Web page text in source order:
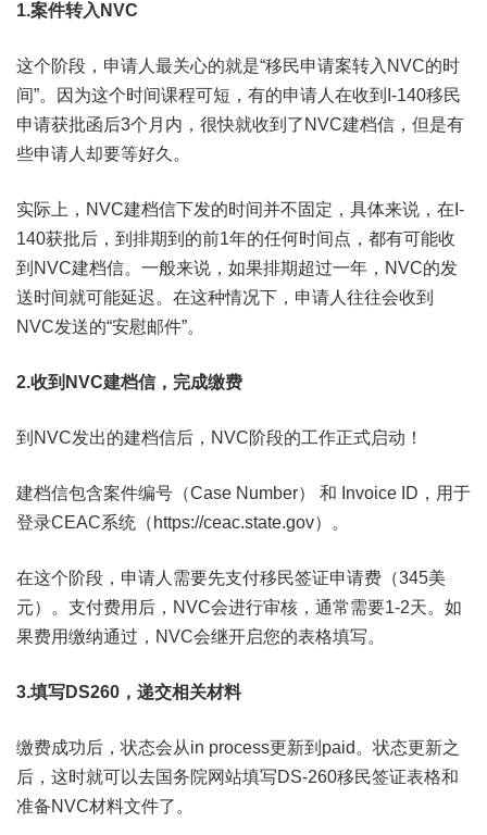
1.案件转入NVC
这个阶段，申请人最关心的就是“移民申请案转入NVC的时
间”。因为这个时间课程可短，有的申请人在收到I-140移民
申请获批函后3个月内，很快就收到了NVC建档信，但是有
些申请人却要等好久。
实际上，NVC建档信下发的时间并不固定，具体来说，在I-
140获批后，到排期到的前1年的任何时间点，都有可能收
到NVC建档信。一般来说，如果排期超过一年，NVC的发
送时间就可能延迟。在这种情况下，申请人往往会收到
NVC发送的“安慰邮件”。
2.收到NVC建档信，完成缴费
到NVC发出的建档信后，NVC阶段的工作正式启动！
建档信包含案件编号（Case Number） 和 Invoice ID，用于
登录CEAC系统（ https://ceac.state.gov）。
在这个阶段，申请人需要先支付移民签证申请费（345美
元）。支付费用后，NVC会进行审核，通常需要1-2天。如
果费用缴纳通过，NVC会继开启您的表格填写。
3.填写DS260，递交相关材料
缴费成功后，状态会从in process更新到paid。状态更新之
后，这时就可以去国务院网站填写DS-260移民签证表格和
准备NVC材料文件了。